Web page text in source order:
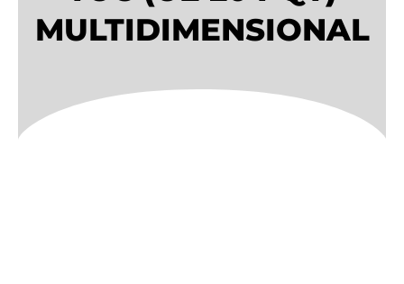
MULTIDIMENSIONAL